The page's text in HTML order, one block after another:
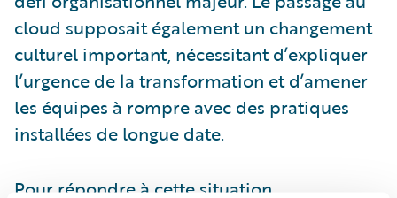
cloud supposait également un changement
culturel important, nécessitant d’expliquer
l’urgence de la transformation et d’amener
les équipes à rompre avec des pratiques
installées de longue date.
Pour répondre à cette situation,